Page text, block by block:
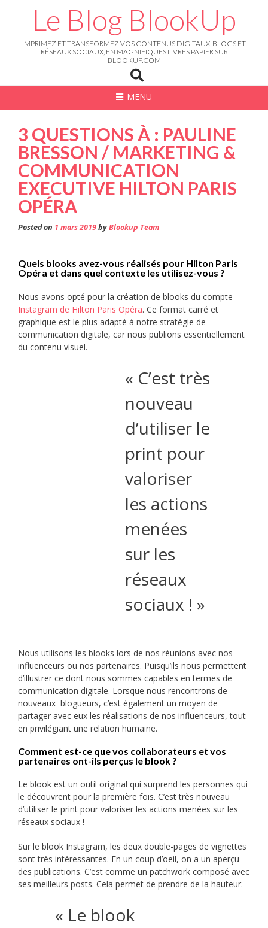
Le Blog BlookUp
IMPRIMEZ ET TRANSFORMEZ VOS CONTENUS DIGITAUX, BLOGS ET
RÉSEAUX SOCIAUX, EN MAGNIFIQUES LIVRES PAPIER SUR
BLOOKUP.COM
MENU
3 QUESTIONS À : PAULINE
BRESSON / MARKETING &
COMMUNICATION
EXECUTIVE HILTON PARIS
OPÉRA
Posted on 1 mars 2019byBlookup Team
Quels blooks avez-vous réalisés pour Hilton Paris
Opéra et dans quel contexte les utilisez-vous ?
Nous avons opté pour la création de blooks du compte
Instagram de Hilton Paris Opéra. Ce format carré et
graphique est le plus adapté à notre stratégie de
communication digitale, car nous publions essentiellement
du contenu visuel.
« C’est très
nouveau
d’utiliser le
print pour
valoriser
les actions
menées
sur les
réseaux
sociaux ! »
Nous utilisons les blooks lors de nos réunions avec nos
influenceurs ou nos partenaires. Puisqu’ils nous permettent
d’illustrer ce dont nous sommes capables en termes de
communication digitale. Lorsque nous rencontrons de
nouveaux blogueurs, c’est également un moyen de
partager avec eux les réalisations de nos influenceurs, tout
en privilégiant une relation humaine.
Comment est-ce que vos collaborateurs et vos
partenaires ont-ils perçus le blook ?
Le blook est un outil original qui surprend les personnes qui
le découvrent pour la première fois. C’est très nouveau
d’utiliser le print pour valoriser les actions menées sur les
réseaux sociaux !
Sur le blook Instagram, les deux double-pages de vignettes
sont très intéressantes. En un coup d’oeil, on a un aperçu
des publications. C’est comme un patchwork composé avec
ses meilleurs posts. Cela permet de prendre de la hauteur.
« Le blook